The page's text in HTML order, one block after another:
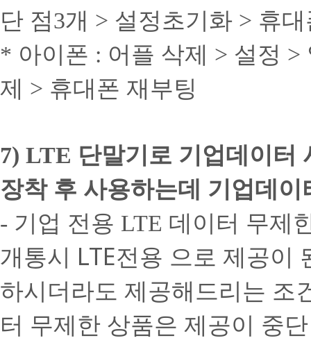
단 점3개 > 설정초기화 > 휴
* 아이폰 : 어플 삭제 > 설정 >
제 > 휴대폰 재부팅
7) LTE 단말기로 기업데이
장착 후 사용하는데 기업데
- 기업 전용 LTE 데이터 무제
개통시 LTE전용 으로 제공이
하시더라도 제공해드리는 조
터 무제한 상품은 제공이 중